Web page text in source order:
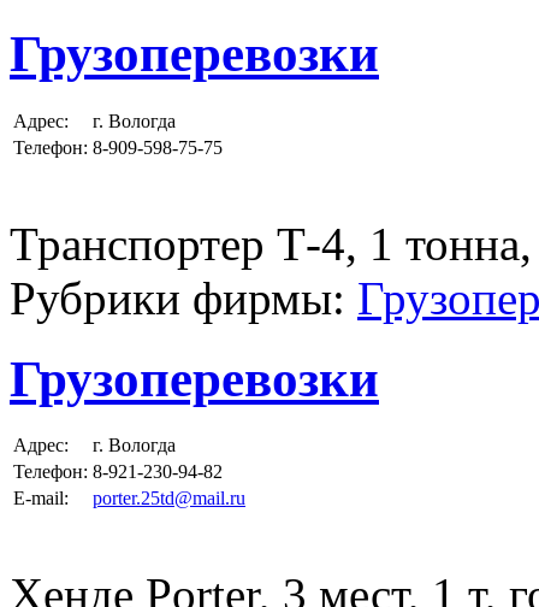
Грузоперевозки
Адрес:
г. Вологда
Телефон: 8-909-598-75-75
Транспортер Т-4, 1
Рубрики фирмы:
Грузоперевозки
Адрес:
г. Вологда
Телефон: 8-921-230-94-82
E-mail:
porter.25td@mail.ru
Хенде Porter, 3 мест, 1 т,